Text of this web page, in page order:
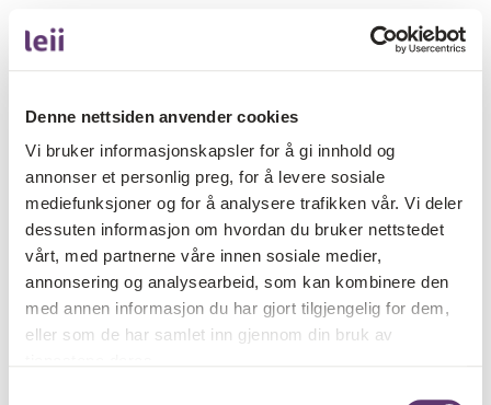
Denne nettsiden anvender cookies
Vi bruker informasjonskapsler for å gi innhold og
annonser et personlig preg, for å levere sosiale
mediefunksjoner og for å analysere trafikken vår. Vi deler
dessuten informasjon om hvordan du bruker nettstedet
vårt, med partnerne våre innen sosiale medier,
annonsering og analysearbeid, som kan kombinere den
med annen informasjon du har gjort tilgjengelig for dem,
eller som de har samlet inn gjennom din bruk av